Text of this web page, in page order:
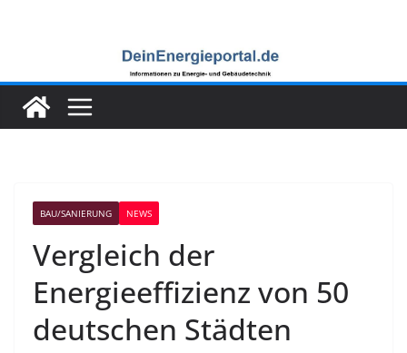
BAU/SANIERUNG NEWS
Vergleich der
Energieeffizienz von 50
deutschen Städten